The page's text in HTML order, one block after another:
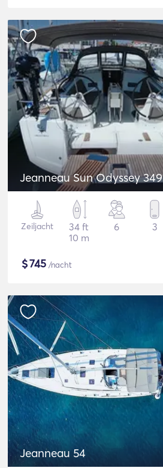
Jeanneau Sun Odyssey 349
Zeiljacht
34 ft
10 m
6 3
$745 /nacht
Jeanneau 54